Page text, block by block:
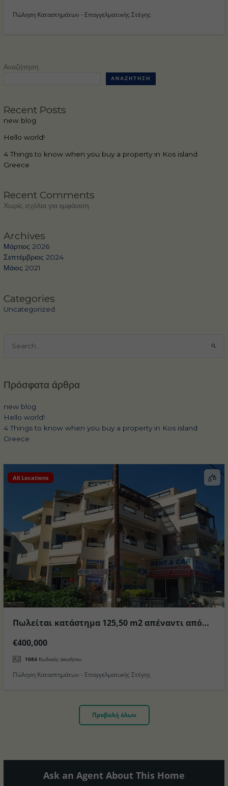
Πώληση Καταστημάτων - Επαγγελματικής Στέγης
Αναζήτηση
ΑΝΑΖΉΤΗΣΗ
Recent Posts
new blog
Hello world!
4 Things to know when you buy a property in Kos island
Greece
Recent Comments
Χωρίς σχόλια για εμφάνιση.
Archives
Μάρτιος 2026
Σεπτέμβριος 2024
Μάιος 2021
Categories
Uncategorized
για:
Πρόσφατα άρθρα
new blog
Hello world!
4 Things to know when you buy a property in Kos island
Greece
All Locations
Πωλείται κατάστημα 125,50 m2 απέναντι από
€400,000
1684 Κωδικός ακινήτου
Πώληση Καταστημάτων - Επαγγελματικής Στέγης
Προβολή όλων
Ask an Agent About This Home